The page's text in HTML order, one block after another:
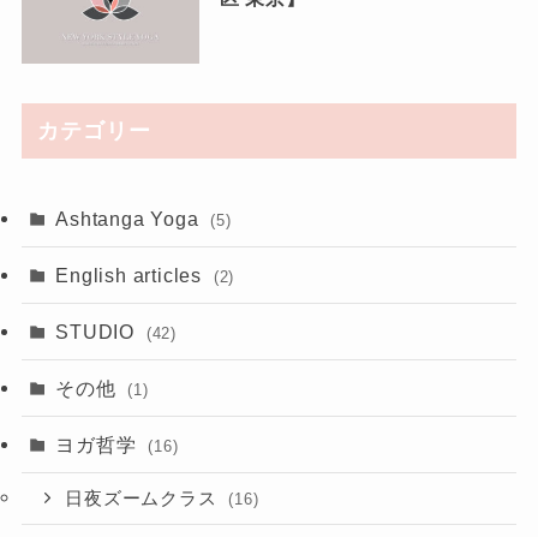
カテゴリー
Ashtanga Yoga (5)
English articles (2)
STUDIO (42)
その他 (1)
ヨガ哲学 (16)
日夜ズームクラス (16)